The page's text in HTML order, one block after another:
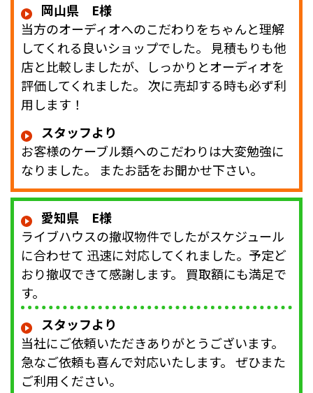
岡山県 E様
当方のオーディオへのこだわりをちゃんと理解
してくれる良いショップでした。 見積もりも他
店と比較しましたが、しっかりとオーディオを
評価してくれました。 次に売却する時も必ず利
用します！
スタッフより
お客様のケーブル類へのこだわりは大変勉強に
なりました。 またお話をお聞かせ下さい。
愛知県 E様
ライブハウスの撤収物件でしたがスケジュール
に合わせて 迅速に対応してくれました。予定ど
おり撤収できて感謝します。 買取額にも満足で
す。
スタッフより
当社にご依頼いただきありがとうございます。
急なご依頼も喜んで対応いたします。 ぜひまた
ご利用ください。